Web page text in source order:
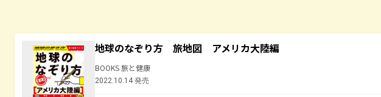
地球のなぞり方 旅地図 アメリカ大陸編
BOOKS 旅と健康
2022.10.14 発売